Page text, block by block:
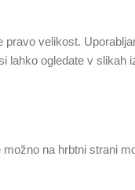
velikost.
ogledate v
na hrbtni strani